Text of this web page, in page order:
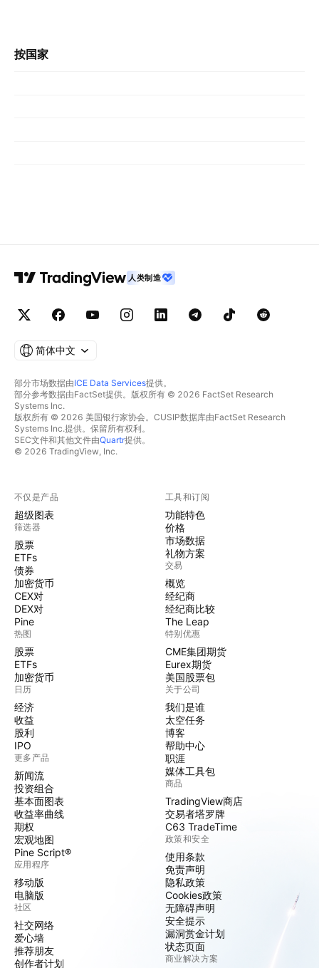
按国家
人类制造
简体中文
部分市场数据由ICE Data Services提供。
部分参考数据由FactSet提供。版权所有 © 2026 FactSet Research
Systems Inc.
版权所有 © 2026 美国银行家协会。CUSIP数据库由FactSet Research
Systems Inc.提供。保留所有权利。
SEC文件和其他文件由Quartr提供。
© 2026 TradingView, Inc.
不仅是产品
超级图表
筛选器
股票
ETFs
债券
加密货币
CEX对
DEX对
Pine
热图
股票
ETFs
加密货币
日历
经济
收益
股利
IPO
更多产品
新闻流
投资组合
基本面图表
收益率曲线
期权
宏观地图
Pine Script®
应用程序
移动版
电脑版
社区
社交网络
爱心墙
推荐朋友
创作者计划
工具和订阅
功能特色
价格
市场数据
礼物方案
交易
概览
经纪商
经纪商比较
The Leap
特别优惠
CME集团期货
Eurex期货
美国股票包
关于公司
我们是谁
太空任务
博客
帮助中心
职涯
媒体工具包
商品
TradingView商店
交易者塔罗牌
C63 TradeTime
政策和安全
使用条款
免责声明
隐私政策
Cookies政策
无障碍声明
安全提示
漏洞赏金计划
状态页面
商业解决方案